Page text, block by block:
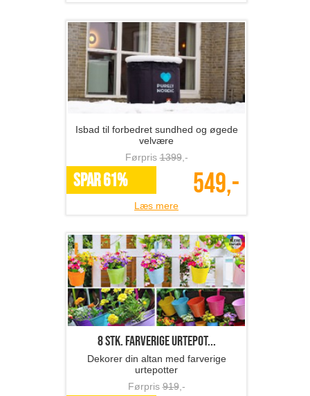
Isbad til forbedret sundhed og øgede
velvære
Førpris1399,-
SPAR 61% 549,-
Læs mere
8 stk. farverige urtepot...
Dekorer din altan med farverige
urtepotter
Førpris919,-